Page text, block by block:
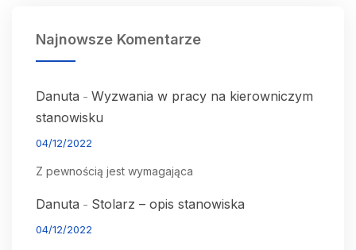
Najnowsze Komentarze
Danuta - Wyzwania w pracy na kierowniczym
stanowisku
04/12/2022
Z pewnością jest wymagająca
Danuta - Stolarz – opis stanowiska
04/12/2022